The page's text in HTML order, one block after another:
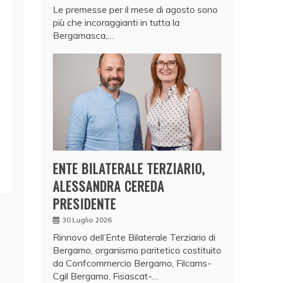
Le premesse per il mese di agosto sono
più che incoraggianti in tutta la
Bergamasca,…
ENTE BILATERALE TERZIARIO,
ALESSANDRA CEREDA
PRESIDENTE
30 Luglio 2026
Rinnovo dell’Ente Bilaterale Terziario di
Bergamo, organismo paritetico costituito
da Confcommercio Bergamo, Filcams-
Cgil Bergamo, Fisascat-…